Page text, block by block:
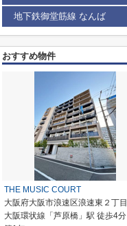
地下鉄御堂筋線 なんば
おすすめ物件
THE MUSIC COURT
大阪府大阪市浪速区浪速東２丁目
大阪環状線「芦原橋」駅 徒歩4分